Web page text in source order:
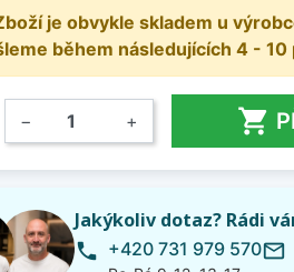
je obvykle skladem u
během následujících 4 - 10
− + 
Jakýkoliv dotaz? Rádi
phone +420 731 979 570mail_outline